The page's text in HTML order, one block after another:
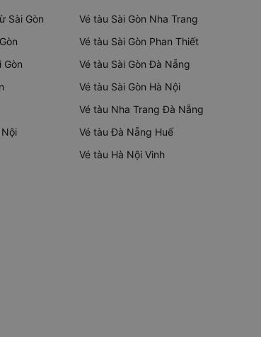
Sài Gòn
Gòn
Vé tàu Sài Gòn Nha Trang
Vé tàu Sài Gòn Phan Thiết
Vé tàu Sài Gòn Đà Nẵng
Vé tàu Sài Gòn Hà Nội
Vé tàu Nha Trang Đà Nẵng
Vé tàu Đà Nẵng Huế
Vé tàu Hà Nội Vinh